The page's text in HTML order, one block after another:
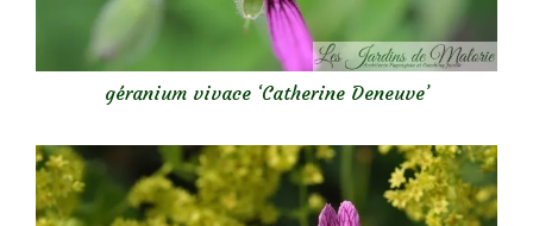
géranium vivace ‘Catherine Deneuve’